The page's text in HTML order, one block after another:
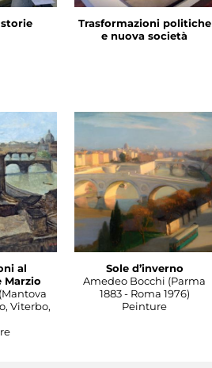
Trasformazioni politiche
e nuova società
al
Marzio
Viterbo,
Sole d’inverno
Amedeo Bocchi (Parma
1883 - Roma 1976)
Peinture